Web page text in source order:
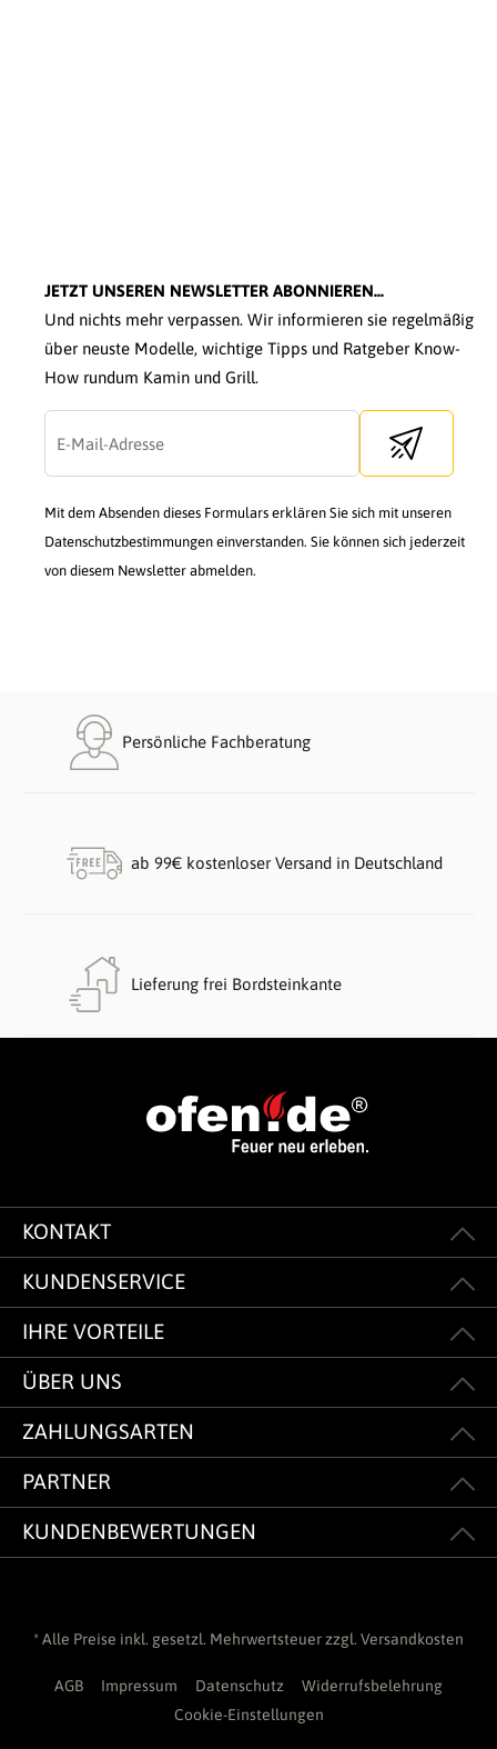
JETZT UNSEREN NEWSLETTER ABONNIEREN...
Und nichts mehr verpassen. Wir informieren sie regelmäßig
über neuste Modelle, wichtige Tipps und Ratgeber Know-
How rundum Kamin und Grill.
Send
Mit dem Absenden dieses Formulars erklären Sie sich mit unseren
Datenschutzbestimmungen einverstanden. Sie können sich jederzeit
von diesem Newsletter abmelden.
Persönliche Fachberatung
ab 99€ kostenloser Versand in Deutschland
Lieferung frei Bordsteinkante
KONTAKT
KUNDENSERVICE
IHRE VORTEILE
ÜBER UNS
ZAHLUNGSARTEN
PARTNER
KUNDENBEWERTUNGEN
* Alle Preise inkl. gesetzl. Mehrwertsteuer zzgl. Versandkosten
AGB Impressum Datenschutz
Widerrufsbelehrung
Cookie-Einstellungen